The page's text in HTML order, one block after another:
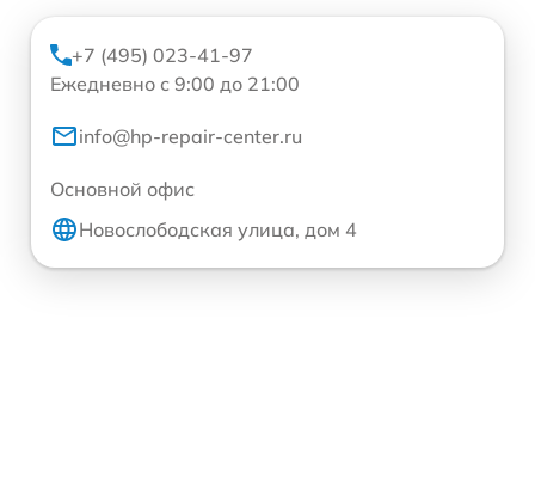
+7 (495) 023-41-97
Ежедневно с 9:00 до 21:00
info@hp-repair-center.ru
Основной офис
Новослободская улица, дом 4